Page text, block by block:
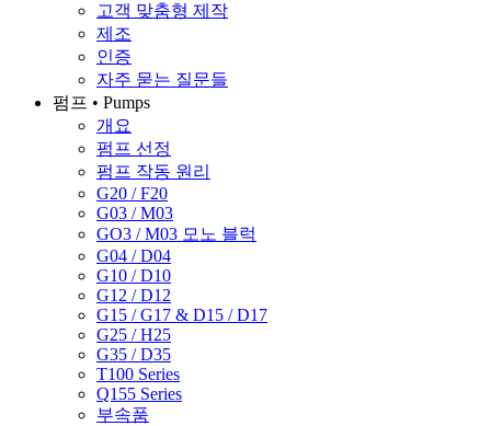
고객 맞춤형 제작
제조
인증
자주 묻는 질문들
펌프 • Pumps
개요
펌프 선정
펌프 작동 원리
G20 / F20
G03 / M03
GO3 / M03 모노 블럭
G04 / D04
G10 / D10
G12 / D12
G15 / G17 & D15 / D17
G25 / H25
G35 / D35
T100 Series
Q155 Series
부속품